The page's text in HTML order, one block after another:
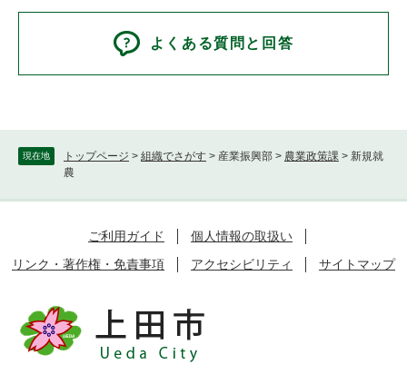
現在地 トップページ > 組織でさがす > 産業振興部 > 農業政策課 > 新規就
農
よくある質問と回答
ご利用ガイド
個人情報の取扱い
リンク・著作権・免責事項
アクセシビリティ サイトマップ